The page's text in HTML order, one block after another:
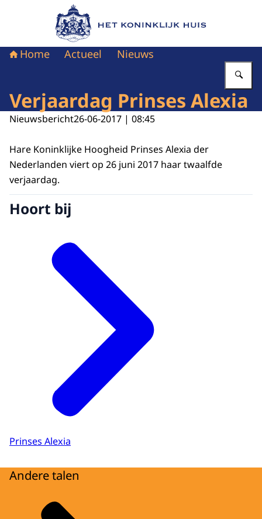
Naar de homepage van Het Koninklijk Huis
Home Actueel Nieuws
Verjaardag Prinses Alexia
Nieuwsbericht26-06-2017 | 08:45
Hare Koninklijke Hoogheid Prinses Alexia der
Nederlanden viert op 26 juni 2017 haar twaalfde
verjaardag.
Hoort bij
Prinses Alexia
Andere talen